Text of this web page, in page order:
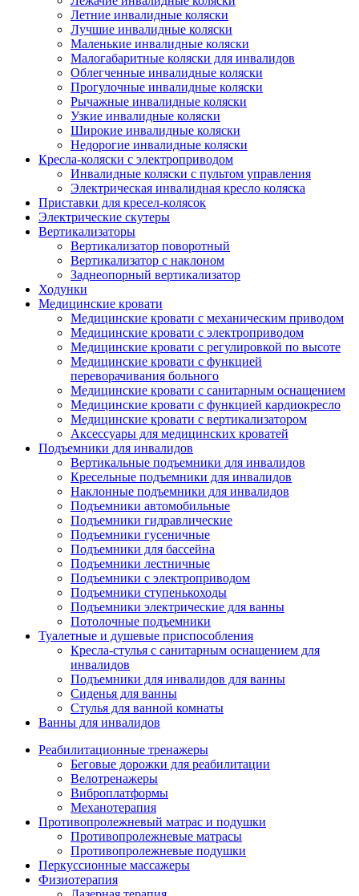
Летние инвалидные коляски
Лучшие инвалидные коляски
Маленькие инвалидные коляски
Малогабаритные коляски для инвалидов
Облегченные инвалидные коляски
Прогулочные инвалидные коляски
Рычажные инвалидные коляски
Узкие инвалидные коляски
Широкие инвалидные коляски
Недорогие инвалидные коляски
Кресла-коляски с электроприводом
Инвалидные коляски с пультом управления
Электрическая инвалидная кресло коляска
Приставки для кресел-колясок
Электрические скутеры
Вертикализаторы
Вертикализатор поворотный
Вертикализатор с наклоном
Заднеопорный вертикализатор
Ходунки
Медицинские кровати
Медицинские кровати с механическим приводом
Медицинские кровати с электроприводом
Медицинские кровати с регулировкой по высоте
Медицинские кровати с функцией
переворачивания больного
Медицинские кровати с санитарным оснащением
Медицинские кровати с функцией кардиокресло
Медицинские кровати с вертикализатором
Аксессуары для медицинских кроватей
Подъемники для инвалидов
Вертикальные подъемники для инвалидов
Кресельные подъемники для инвалидов
Наклонные подъемники для инвалидов
Подъемники автомобильные
Подъемники гидравлические
Подъемники гусеничные
Подъемники для бассейна
Подъемники лестничные
Подъемники с электроприводом
Подъемники ступенькоходы
Подъемники электрические для ванны
Потолочные подъемники
Туалетные и душевые приспособления
Кресла-стулья с санитарным оснащением для
инвалидов
Подъемники для инвалидов для ванны
Сиденья для ванны
Стулья для ванной комнаты
Ванны для инвалидов
Реабилитационные тренажеры
Беговые дорожки для реабилитации
Велотренажеры
Виброплатформы
Механотерапия
Противопролежневый матрас и подушки
Противопролежневые матрасы
Противопролежневые подушки
Перкуссионные массажеры
Физиотерапия